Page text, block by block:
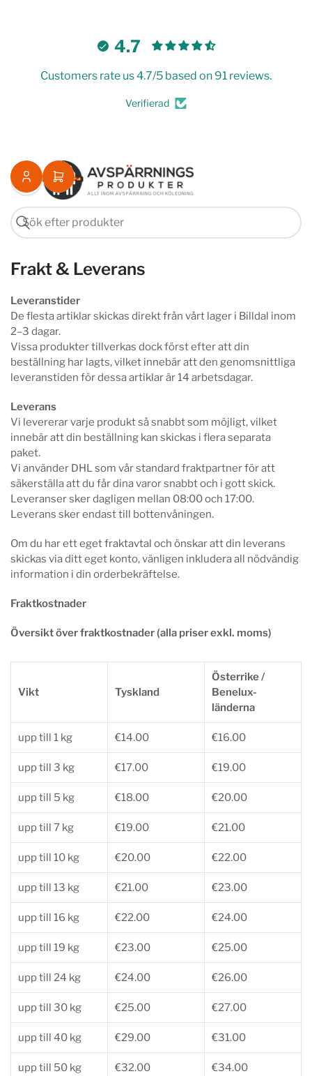
4.7
Customers rate us 4.7/5 based on 91 reviews.
Verifierad
produkter
Sök
Logga
in
Öppna
minikorgen
Frakt & Leverans
Leveranstider
De flesta artiklar skickas direkt från vårt lager i Billdal inom
2–3 dagar.
Vissa produkter tillverkas dock först efter att din
beställning har lagts, vilket innebär att den genomsnittliga
leveranstiden för dessa artiklar är 14 arbetsdagar.
Leverans
Vi levererar varje produkt så snabbt som möjligt, vilket
innebär att din beställning kan skickas i flera separata
paket.
Vi använder DHL som vår standard fraktpartner för att
säkerställa att du får dina varor snabbt och i gott skick.
Leveranser sker dagligen mellan 08:00 och 17:00.
Leverans sker endast till bottenvåningen.
Om du har ett eget fraktavtal och önskar att din leverans
skickas via ditt eget konto, vänligen inkludera all nödvändig
information i din orderbekräftelse.
Fraktkostnader
Översikt över fraktkostnader (alla priser exkl. moms)
Vikt Tyskland
Österrike /
Benelux-
länderna
upp till 1 kg €14.00 €16.00
upp till 3 kg €17.00 €19.00
upp till 5 kg €18.00 €20.00
upp till 7 kg €19.00 €21.00
upp till 10 kg €20.00 €22.00
upp till 13 kg €21.00 €23.00
upp till 16 kg €22.00 €24.00
upp till 19 kg €23.00 €25.00
upp till 24 kg €24.00 €26.00
upp till 30 kg €25.00 €27.00
upp till 40 kg €29.00 €31.00
upp till 50 kg €32.00 €34.00